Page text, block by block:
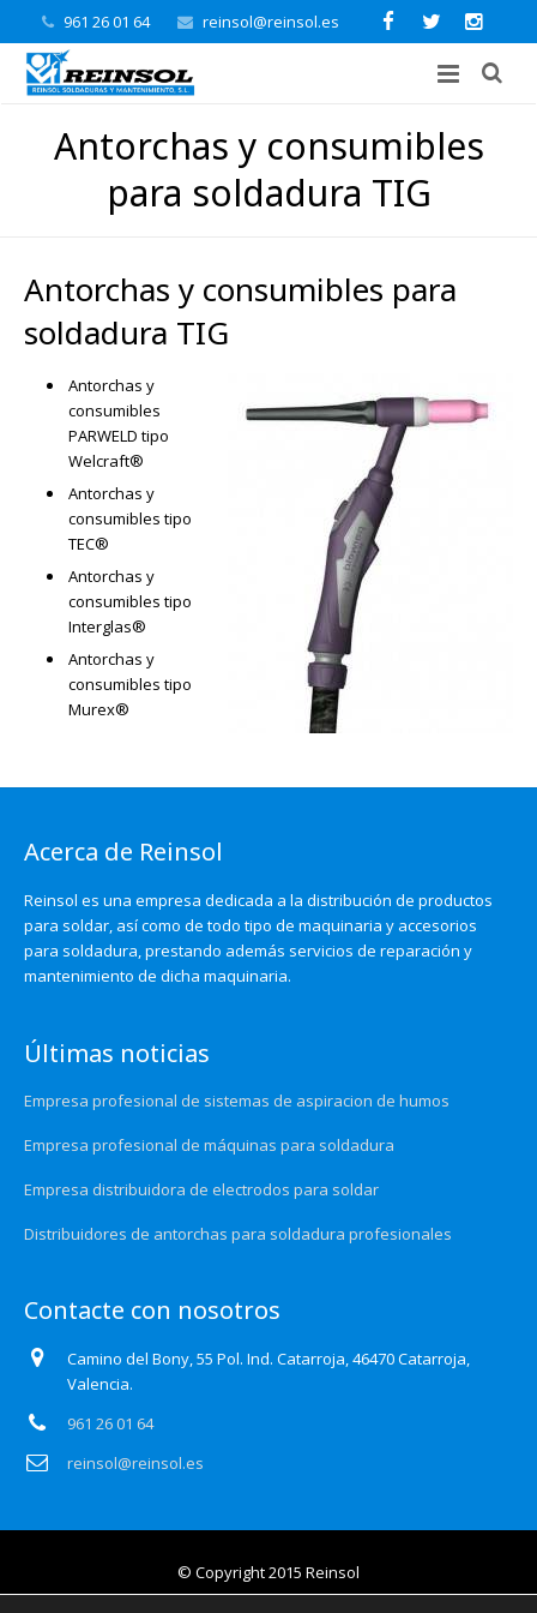
961 26 01 64 reinsol@reinsol.es
Antorchas y consumibles
para soldadura TIG
Antorchas y consumibles para
soldadura TIG
Antorchas y
consumibles
PARWELD tipo
Welcraft®
Antorchas y
consumibles tipo
TEC®
Antorchas y
consumibles tipo
Interglas®
Antorchas y
consumibles tipo
Murex®
Acerca de Reinsol
Reinsol es una empresa dedicada a la distribución de productos
para soldar, así como de todo tipo de maquinaria y accesorios
para soldadura, prestando además servicios de reparación y
mantenimiento de dicha maquinaria.
Últimas noticias
Empresa profesional de sistemas de aspiracion de humos
Empresa profesional de máquinas para soldadura
Empresa distribuidora de electrodos para soldar
Distribuidores de antorchas para soldadura profesionales
Contacte con nosotros
Camino del Bony, 55 Pol. Ind. Catarroja, 46470 Catarroja,
Valencia.
961 26 01 64
reinsol@reinsol.es
© Copyright 2015 Reinsol